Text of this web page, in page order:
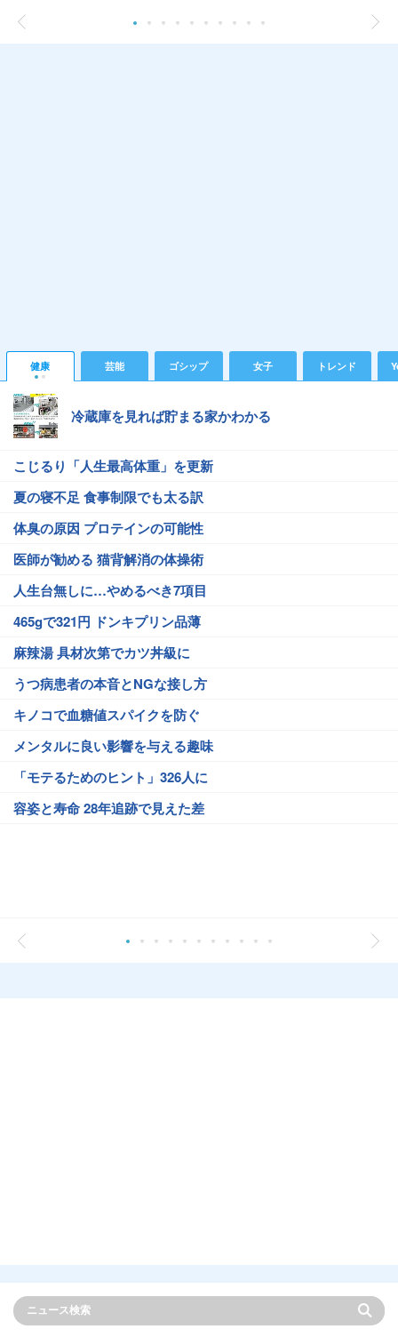
健康 芸能 ゴシップ 女子 トレンド
冷蔵庫を見れば貯まる家かわかる
こじるり「人生最高体重」を更新
夏の寝不足 食事制限でも太る訳
体臭の原因 プロテインの可能性
医師が勧める 猫背解消の体操術
人生台無しに…やめるべき7項目
465gで321円 ドンキプリン品薄
麻辣湯 具材次第でカツ丼級に
うつ病患者の本音とNGな接し方
キノコで血糖値スパイクを防ぐ
メンタルに良い影響を与える趣味
「モテるためのヒント」326人に
容姿と寿命 28年追跡で見えた差